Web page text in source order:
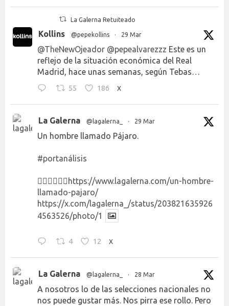
La Galerna Retuiteado
Kollins @pepekollins · 29 Mar
@TheNewOjeador @pepealvarezzz Este es un
reflejo de la situación económica del Real
Madrid, hace unas semanas, según Tebas…
55 186 X
La Galerna @lagalerna_ · 29 Mar
Un hombre llamado Pájaro.
#portanálisis
👉🏻👉🏻👉🏻 https://www.lagalerna.com/un-hombre-
llamado-pajaro/
https://x.com/lagalerna_/status/203821635926
4563526/photo/1
4 12 X
La Galerna @lagalerna_ · 28 Mar
A nosotros lo de las selecciones nacionales no
nos puede gustar más. Nos pirra ese rollo. Pero